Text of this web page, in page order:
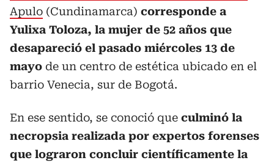
Apulo (Cundinamarca) corresponde a
Yulixa Toloza, la mujer de 52 años que
desapareció el pasado miércoles 13 de
mayo de un centro de estética ubicado en el
barrio Venecia, sur de Bogotá.
En ese sentido, se conoció que culminó la
necropsia realizada por expertos forenses
que lograron concluir científicamente la